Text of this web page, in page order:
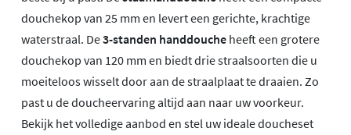
douchekop van 25 mm en levert een gerichte, krachtige
waterstraal. De3-standen handdouche heeft een grotere
douchekop van 120 mm en biedt drie straalsoorten die u
moeiteloos wisselt door aan de straalplaat te draaien. Zo
past u de doucheervaring altijd aan naar uw voorkeur.
Bekijk het volledige aanbod en stel uw ideale doucheset